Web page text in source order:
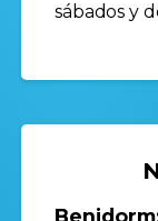
sábados y